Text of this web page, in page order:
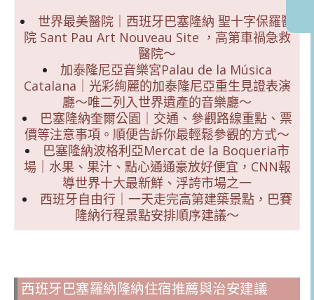
世界最美醫院｜西班牙巴塞隆納 聖十字保羅醫
院 Sant Pau Art Nouveau Site ，高第車禍急救
醫院～
加泰隆尼亞音樂宮Palau de la Música
Catalana｜光彩絢麗的加泰隆尼亞重生見證表演
廳～唯二列入世界遺產的音樂廳～
巴塞隆納奎爾公園｜交通、參觀路線重點、票
價等注意事項。順便告訴你最輕鬆參觀的方式～
巴塞隆納波格利亞Mercat de la Boqueria市
場｜水果、果汁、點心通通豪放好便宜，CNN報
導世界十大最新鮮、浮誇市場之一
西班牙自由行｜一天走完高第建築景點，巴賽
隆納行程景點安排順序建議～
西班牙巴塞羅納隆納住宿推薦與治安建議